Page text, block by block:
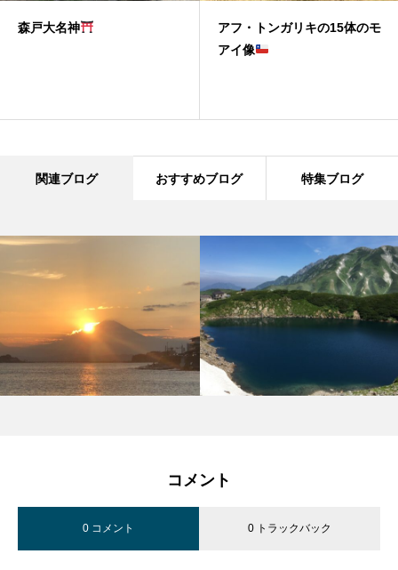
森戸大名神
アフ・トンガリキの15体のモ
アイ像
関連ブログ おすすめブログ 特集ブログ
コメント
0 コメント 0 トラックバック